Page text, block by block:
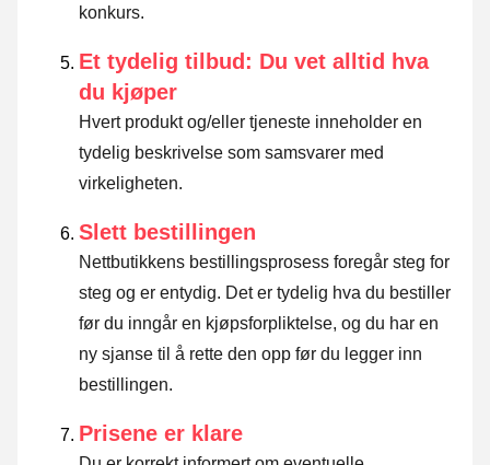
konkurs.
Et tydelig tilbud: Du vet alltid hva
du kjøper
Hvert produkt og/eller tjeneste inneholder en
tydelig beskrivelse som samsvarer med
virkeligheten.
Slett bestillingen
Nettbutikkens bestillingsprosess foregår steg for
steg og er entydig. Det er tydelig hva du bestiller
før du inngår en kjøpsforpliktelse, og du har en
ny sjanse til å rette den opp før du legger inn
bestillingen.
Prisene er klare